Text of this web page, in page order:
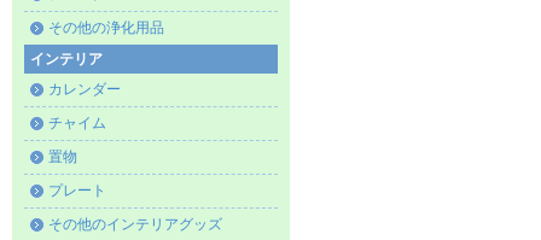
その他の浄化用品
インテリア
カレンダー
チャイム
置物
プレート
その他のインテリアグッズ